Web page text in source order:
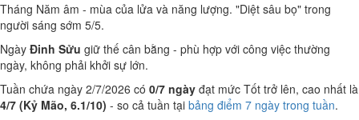
Tháng Năm âm - mùa của lửa và năng lượng. "Diệt sâu bọ" trong
người sáng sớm 5/5.
Ngày Đinh Sửu giữ thế cân bằng - phù hợp với công việc thường
ngày, không phải khởi sự lớn.
Tuần chứa ngày 2/7/2026 có 0/7 ngày đạt mức Tốt trở lên, cao nhất là
4/7 (Kỷ Mão, 6.1/10) - so cả tuần tại bảng điểm 7 ngày trong tuần.